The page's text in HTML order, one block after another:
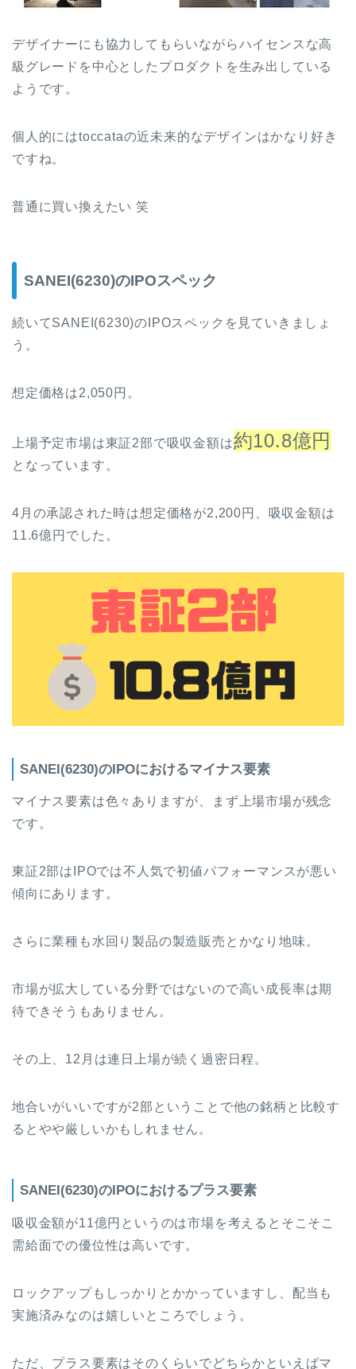
デザイナーにも協力してもらいながらハイセンスな高
級グレードを中心としたプロダクトを生み出している
ようです。
個人的にはtoccataの近未来的なデザインはかなり好き
ですね。
普通に買い換えたい 笑
SANEI(6230)のIPOスペック
続いてSANEI(6230)のIPOスペックを見ていきましょ
う。
想定価格は2,050円。
上場予定市場は東証2部で吸収金額は約10.8億円
となっています。
4月の承認された時は想定価格が2,200円、吸収金額は
11.6億円でした。
SANEI(6230)のIPOにおけるマイナス要素
マイナス要素は色々ありますが、まず上場市場が残念
です。
東証2部はIPOでは不人気で初値パフォーマンスが悪い
傾向にあります。
さらに業種も水回り製品の製造販売とかなり地味。
市場が拡大している分野ではないので高い成長率は期
待できそうもありません。
その上、12月は連日上場が続く過密日程。
地合いがいいですが2部ということで他の銘柄と比較す
るとやや厳しいかもしれません。
SANEI(6230)のIPOにおけるプラス要素
吸収金額が11億円というのは市場を考えるとそこそこ
需給面での優位性は高いです。
ロックアップもしっかりとかかっていますし、配当も
実施済みなのは嬉しいところでしょう。
ただ、プラス要素はそのくらいでどちらかといえばマ